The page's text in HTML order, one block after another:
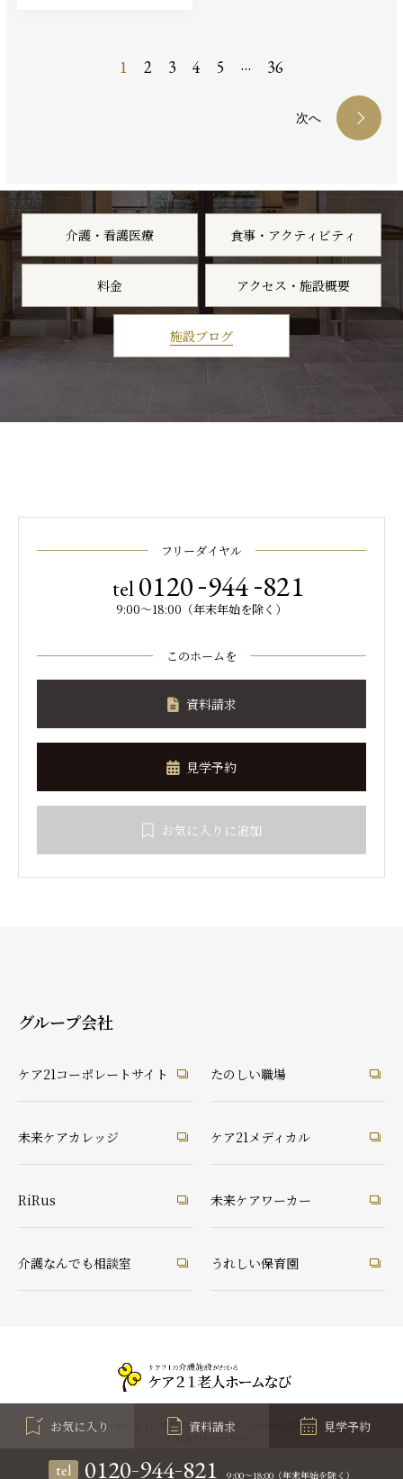
1 2 3 4 5 … 36
次へ
介護・看護医療 食事・アクティビティ
料金 アクセス・施設概要
施設ブログ
フリーダイヤル
tel0120-944-821
9:00～18:00（年末年始を除く）
このホームを
資料請求
見学予約
お気に入りに追加
グループ会社
ケア21コーポレートサイト たのしい職場
未来ケアカレッジ ケア21メディカル
RiRus 未来ケアワーカー
介護なんでも相談室 うれしい保育園
Copyright (C) CARE TWENTYONE CORPORATION
All Rights Reserved
お気に入り 資料請求 見学予約
tel 0120-944-821 9:00～18:00（年末年始を除く）